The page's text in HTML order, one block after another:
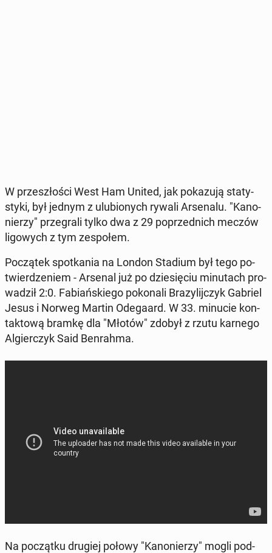
W prze­szło­ści West Ham United, jak po­ka­zu­ją sta­ty­
sty­ki, był jednym z ulu­bio­nych rywali Ar­se­na­lu. "Ka­no­
nie­rzy" prze­gra­li tylko dwa z 29 po­przed­nich meczów
li­go­wych z tym ze­spo­łem.
Po­czą­tek spo­tka­nia na London Stadium był tego po­
twier­dze­niem - Arsenal już po dzie­się­ciu mi­nu­tach pro­
wa­dził 2:0. Fa­biań­skie­go po­ko­na­li Bra­zy­lij­czyk Gabriel
Jesus i Norweg Martin Ode­ga­ard. W 33. minucie kon­
tak­to­wą bramkę dla "Młotów" zdobył z rzutu karnego
Al­gier­czyk Said Ben­rah­ma.
Na po­cząt­ku drugiej połowy "Ka­no­nie­rzy" mogli pod­